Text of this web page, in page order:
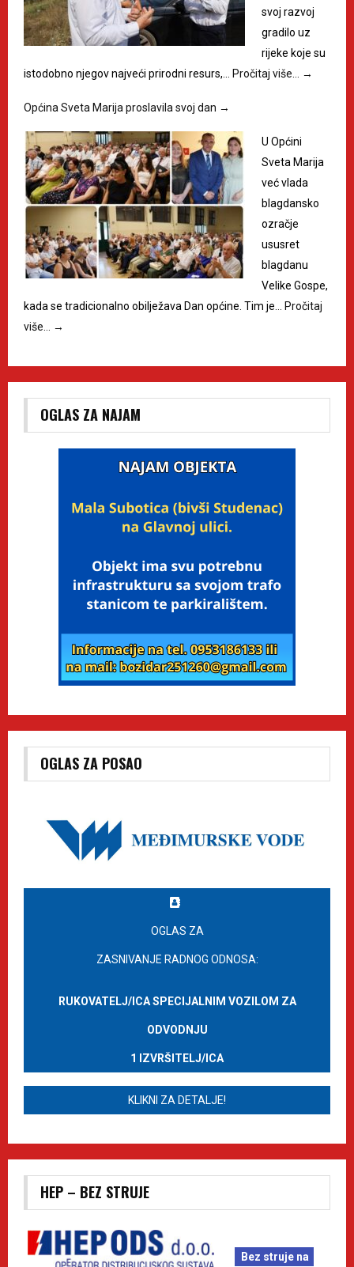
svoj razvoj
gradilo uz
rijeke koje su
istodobno njegov najveći prirodni resurs,…
Pročitaj više… →
Općina Sveta Marija proslavila svoj dan →
U Općini
Sveta Marija
već vlada
blagdansko
ozračje
ususret
blagdanu
Velike Gospe,
kada se tradicionalno obilježava Dan općine. Tim je…
Pročitaj
više…
→
OGLAS ZA NAJAM
OGLAS ZA POSAO
OGLAS ZA
ZASNIVANJE RADNOG ODNOSA:
RUKOVATELJ/ICA SPECIJALNIM VOZILOM ZA
ODVODNJU
1 IZVRŠITELJ/ICA
KLIKNI ZA DETALJE!
HEP – BEZ STRUJE
Bez struje na